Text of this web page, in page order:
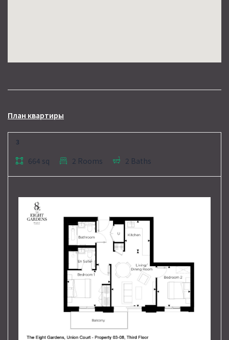
План квартиры
3
664 sq 2 Rooms 2 Baths